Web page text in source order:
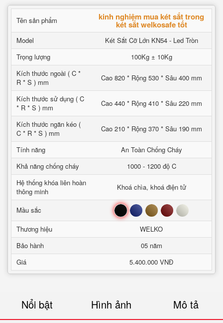
Tên sản phẩm kinh nghiệm mua két sắt trong
két sắt welkosafe tốt
Model
Két Sắt Cỡ Lớn KN54 - Led Tròn
Trọng lượng
100Kg ± 10Kg
Kích thước ngoài ( C *
R * S ) mm
Cao 820 * Rộng 530 * Sâu 400 mm
Kích thước sử dụng ( C
* R * S ) mm
Cao 440 * Rộng 410 * Sâu 220 mm
Kích thước ngăn kéo (
C * R * S ) mm
Cao 210 * Rộng 370 * Sâu 190 mm
Tính năng
An Toàn Chống Cháy
Khả năng chống cháy
1000 - 1200 độ C
Hệ thống khóa liên hoàn
thông minh
Khoá chìa, khoá điện tử
Mầu sắc Đen Xanh Nâu Đỏ Trắng
Thương hiệu
WELKO
Bảo hành
05 năm
Giá
5.400.000 VNĐ
Nổi bật Hình ảnh Mô tả